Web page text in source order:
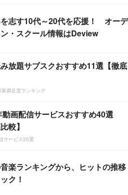
志す10代～20代を応援！ オーデ
・スクール情報はDeview
放題サブスクおすすめ11選【徹底
客満足度ランキング
画配信サービスおすすめ40選
較】
サービス20選
楽ランキングから、ヒットの推移
ク！